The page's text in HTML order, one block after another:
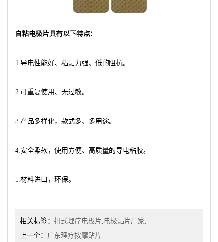
自粘电极片具有以下特点：
1.导电性能好、粘贴力强、低的阻抗。
2.可重复使用、无过敏。
3.产品多样化，款式多、多用途。
4.安全柔软，使用方便、高质量的导电粘胶。
5.材料进口，环保。
相关标签： 扣式理疗电极片,电极贴片厂家,
上一个： 广东理疗按摩贴片